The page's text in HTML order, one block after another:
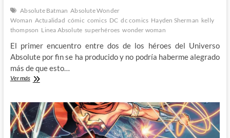
Absolute Batman Absolute Wonder
Woman Actualidad cómic comics DC dc comics Hayden Sherman kelly
thompson Linea Absolute superhéroes wonder woman
El primer encuentro entre dos de los héroes del Universo
Absolute por fin se ha producido y no podría haberme alegrado
más de que esto…
Ver másEl
entre
Absolute
Wonder
Woman